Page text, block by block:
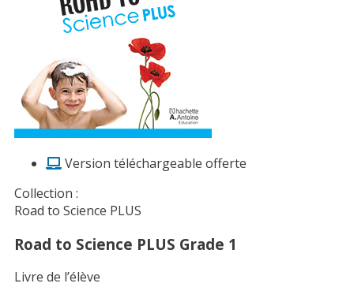
Version téléchargeable offerte
Collection :
Road to Science PLUS
Road to Science PLUS Grade 1
Livre de l’élève